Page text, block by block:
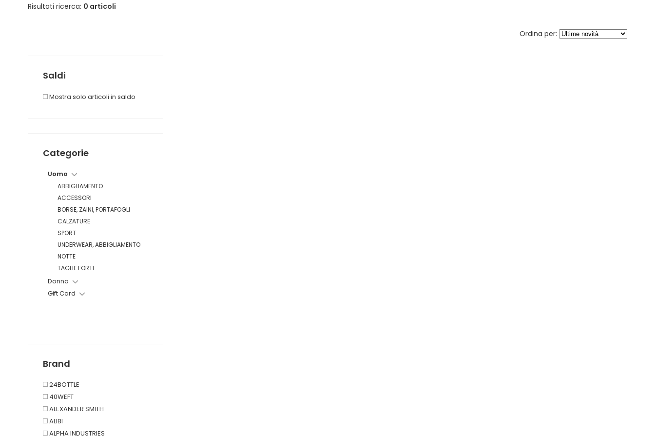
Risultati ricerca: 0 articoli
Ordina per:
Saldi
Mostra solo articoli in saldo
Categorie
Uomo
ABBIGLIAMENTO
ACCESSORI
BORSE, ZAINI, PORTAFOGLI
CALZATURE
SPORT
UNDERWEAR, ABBIGLIAMENTO
NOTTE
TAGLIE FORTI
Donna
Gift Card
Brand
24BOTTLE
40WEFT
ALEXANDER SMITH
ALIBI
ALPHA INDUSTRIES